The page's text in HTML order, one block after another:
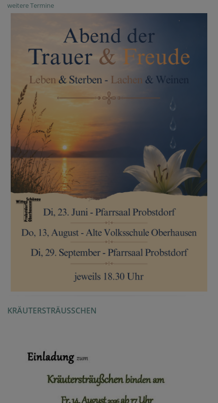
weitere Termine
KRÄUTERSTRÄUSSCHEN